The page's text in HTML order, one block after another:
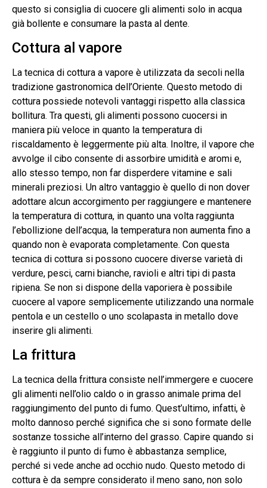
questo si consiglia di cuocere gli alimenti solo in acqua
già bollente e consumare la pasta al dente.
Cottura al vapore
La tecnica di cottura a vapore è utilizzata da secoli nella
tradizione gastronomica dell’Oriente. Questo metodo di
cottura possiede notevoli vantaggi rispetto alla classica
bollitura. Tra questi, gli alimenti possono cuocersi in
maniera più veloce in quanto la temperatura di
riscaldamento è leggermente più alta. Inoltre, il vapore che
avvolge il cibo consente di assorbire umidità e aromi e,
allo stesso tempo, non far disperdere vitamine e sali
minerali preziosi. Un altro vantaggio è quello di non dover
adottare alcun accorgimento per raggiungere e mantenere
la temperatura di cottura, in quanto una volta raggiunta
l’ebollizione dell’acqua, la temperatura non aumenta fino a
quando non è evaporata completamente. Con questa
tecnica di cottura si possono cuocere diverse varietà di
verdure, pesci, carni bianche, ravioli e altri tipi di pasta
ripiena. Se non si dispone della vaporiera è possibile
cuocere al vapore semplicemente utilizzando una normale
pentola e un cestello o uno scolapasta in metallo dove
inserire gli alimenti.
La frittura
La tecnica della frittura consiste nell’immergere e cuocere
gli alimenti nell’olio caldo o in grasso animale prima del
raggiungimento del punto di fumo. Quest’ultimo, infatti, è
molto dannoso perché significa che si sono formate delle
sostanze tossiche all’interno del grasso. Capire quando si
è raggiunto il punto di fumo è abbastanza semplice,
perché si vede anche ad occhio nudo. Questo metodo di
cottura è da sempre considerato il meno sano, non solo